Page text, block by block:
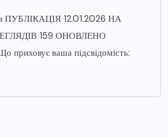
ПУБЛІКАЦІЯ 12.01.2026 НА
159 ОНОВЛЕНО
приховує ваша підсвідомість: